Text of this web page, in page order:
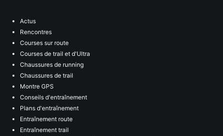
Actus
Rencontres
Courses sur route
Courses de trail et d'Ultra
Chaussures de running
Chaussures de trail
Montre GPS
Conseils d'entraînement
Plans d'entraînement
Entraînement route
Entraînement trail